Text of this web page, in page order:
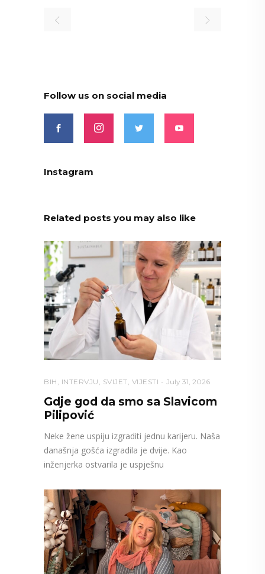
Follow us on social media
Instagram
Related posts you may also like
BIH INTERVJU SVIJET VIJESTI July 31, 2026
Gdje god da smo sa Slavicom
Pilipović
Neke žene uspiju izgraditi jednu karijeru. Naša
današnja gošća izgradila je dvije. Kao
inženjerka ostvarila je uspješnu